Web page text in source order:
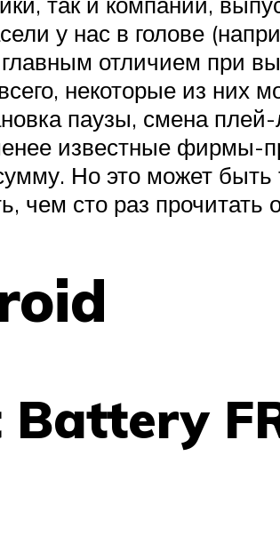
у нас в голове
отличием при
некоторые из них
паузы, смена плей-
известные фирмы-
Но это может
чем сто раз прочитать